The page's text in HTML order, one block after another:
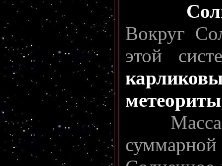
Вокруг
этой
метеориты